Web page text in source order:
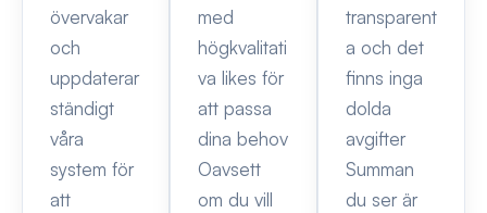
övervakar
och
uppdaterar
ständigt
våra
system för
att
med
högkvalitati
va likes för
att passa
dina behov
Oavsett
om du vill
transparent
a och det
finns inga
dolda
avgifter
Summan
du ser är